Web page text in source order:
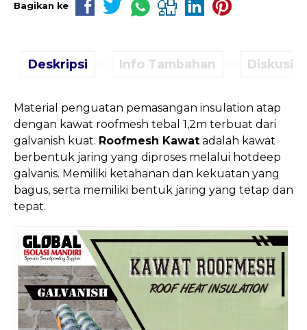
Bagikan ke
Deskripsi Info Tambahan Diskusi
Material penguatan pemasangan insulation atap
dengan kawat roofmesh tebal 1,2m terbuat dari
galvanish kuat. Roofmesh Kawat adalah kawat
berbentuk jaring yang diproses melalui hotdeep
galvanis. Memiliki ketahanan dan kekuatan yang
bagus, serta memiliki bentuk jaring yang tetap dan
tepat.